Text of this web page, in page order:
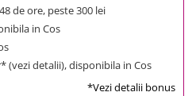
de ore, peste 300 lei
in Cos
(vezi detalii), disponibila in Cos
*Vezi detalii bonus